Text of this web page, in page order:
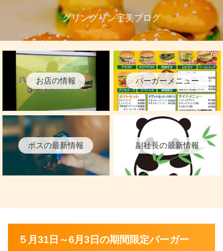
グリングリン宇美ブログ
お店の情報 バーガーメニュー
ボスの最新情報 副社長の最新情報
５月31日～6月3日の期間限定バーガー